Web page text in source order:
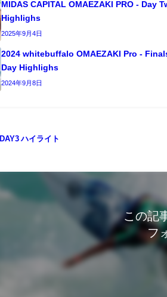
MIDAS CAPITAL OMAEZAKI PRO - Day
Highlighs
2025年9月4日
2024 whitebuffalo OMAEZAKI Pro -
Day Highlighs
2024年9月8日
ハイライト
この記
フ